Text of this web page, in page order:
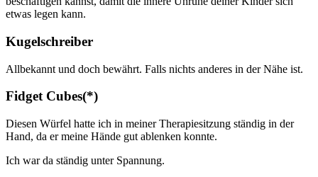
etwas legen kann.
Kugelschreiber
Allbekannt und doch bewährt. Falls nichts anderes in der Nähe ist.
Fidget Cubes(*)
Diesen Würfel hatte ich in meiner Therapiesitzung ständig in der
Hand, da er meine Hände gut ablenken konnte.
Ich war da ständig unter Spannung.